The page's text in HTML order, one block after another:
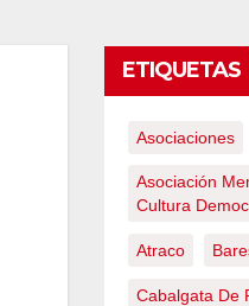
ETIQUETAS
Asociaciones
Asociación
Cultura
Atraco
Cabalgata De